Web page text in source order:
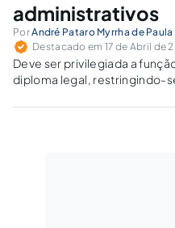
administrativos
PorAndré Pataro Myrrha de Paula
Destacado em 17 de Abril de
Deve ser privilegiada a
diploma legal, restringindo-
apresentem a Certidão